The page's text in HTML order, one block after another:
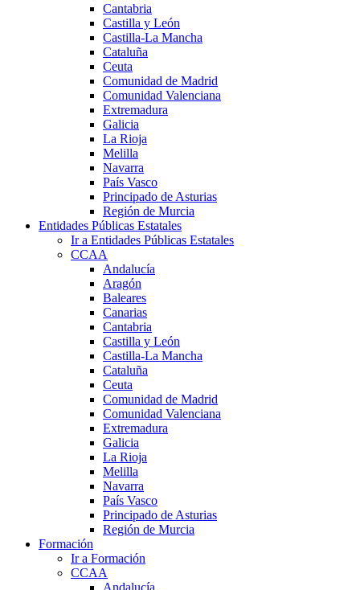
Cantabria
Castilla y León
Castilla-La Mancha
Cataluña
Ceuta
Comunidad de Madrid
Comunidad Valenciana
Extremadura
Galicia
La Rioja
Melilla
Navarra
País Vasco
Principado de Asturias
Región de Murcia
Entidades Públicas Estatales
Ir a Entidades Públicas Estatales
CCAA
Andalucía
Aragón
Baleares
Canarias
Cantabria
Castilla y León
Castilla-La Mancha
Cataluña
Ceuta
Comunidad de Madrid
Comunidad Valenciana
Extremadura
Galicia
La Rioja
Melilla
Navarra
País Vasco
Principado de Asturias
Región de Murcia
Formación
Ir a Formación
CCAA
Andalucía